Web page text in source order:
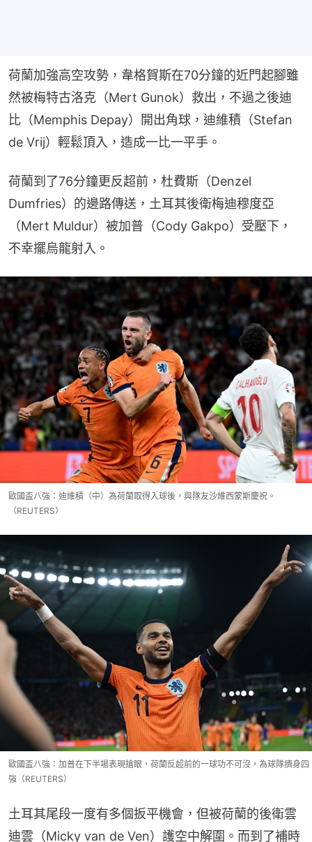
荷蘭加強高空攻勢，韋格賀斯在70分鐘的近門起腳雖
然被梅特古洛克（Mert Gunok）救出，不過之後迪
比（Memphis Depay）開出角球，迪維積（Stefan
de Vrij）輕鬆頂入，造成一比一平手。
荷蘭到了76分鐘更反超前，杜費斯（Denzel
Dumfries）的邊路傳送，土耳其後衛梅迪穆度亞
（Mert Muldur）被加普（Cody Gakpo）受壓下，
不幸擺烏龍射入。
歐國盃八強：迪維積（中）為荷蘭取得入球後，與隊友沙維西蒙斯慶祝。
（REUTERS）
歐國盃八強：加普在下半場表現搶眼，荷蘭反超前的一球功不可沒，為球隊擠身四
強（REUTERS）
土耳其尾段一度有多個扳平機會，但被荷蘭的後衛雲
迪雲（Micky van de Ven）護空中解圍。而到了補時